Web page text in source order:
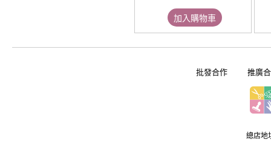
加入購物車
批發合作 推廣
總店地